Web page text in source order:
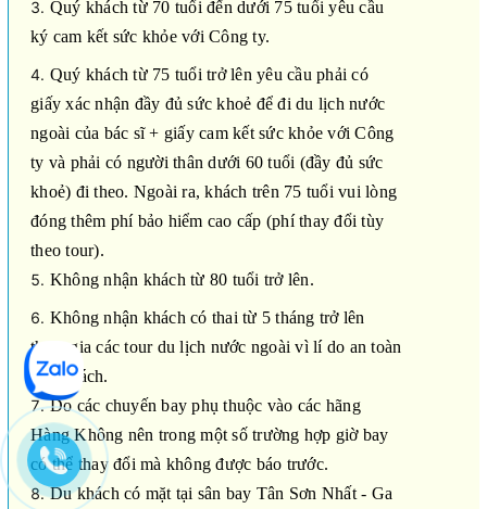
Quý khách từ 70 tuổi đến dưới 75 tuổi yêu cầu
ký cam kết sức khỏe với Công ty.
Quý khách từ 75 tuổi trở lên yêu cầu phải có
giấy xác nhận đầy đủ sức khoẻ để đi du lịch nước
ngoài của bác sĩ + giấy cam kết sức khỏe với Công
ty và phải có người thân dưới 60 tuổi (đầy đủ sức
khoẻ) đi theo. Ngoài ra, khách trên 75 tuổi vui lòng
đóng thêm phí bảo hiểm cao cấp (phí thay đổi tùy
theo tour).
Không nhận khách từ 80 tuổi trở lên.
Không nhận khách có thai từ 5 tháng trở lên
tham gia các tour du lịch nước ngoài vì lí do an toàn
cho khách.
Do các chuyến bay phụ thuộc vào các hãng
Hàng Không nên trong một số trường hợp giờ bay
có thể thay đổi mà không được báo trước.
Du khách có mặt tại sân bay Tân Sơn Nhất - Ga